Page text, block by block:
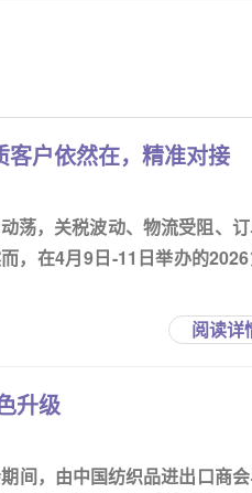
户依然在，精准对接
荡，关税波动、物流受阻、
，在4月9日-11日举办的
阅读详
升级
间，由中国纺织品进出口商